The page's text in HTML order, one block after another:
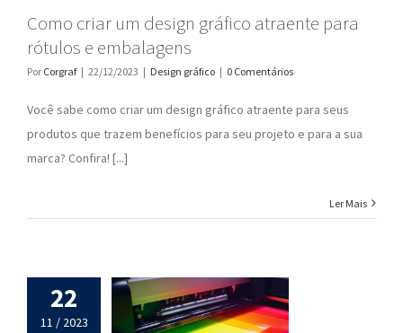
Como criar um design gráfico atraente para
rótulos e embalagens
Por Corgraf | 22/12/2023 | Design gráfico | 0 Comentários
Você sabe como criar um design gráfico atraente para seus
produtos que trazem benefícios para seu projeto e para a sua
marca? Confira! [...]
Ler Mais
22
11 / 2023
Sustentabilidade e
impressão digital: